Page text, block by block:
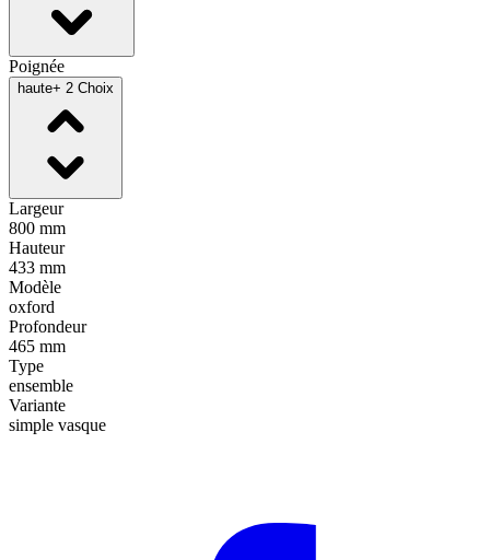
Poignée
haute+ 2 Choix
Largeur
800 mm
Hauteur
433 mm
Modèle
oxford
Profondeur
465 mm
Type
ensemble
Variante
simple vasque